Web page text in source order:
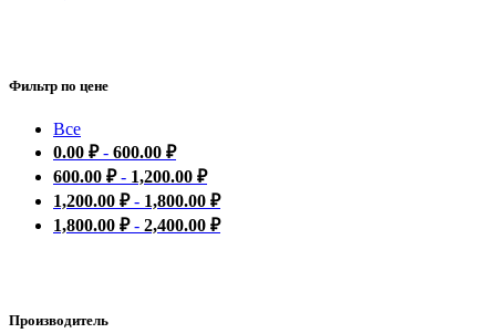
Фильтр по цене
Все
0.00 ₽- 600.00 ₽
600.00 ₽- 1,200.00 ₽
1,200.00 ₽- 1,800.00 ₽
1,800.00 ₽- 2,400.00 ₽
Производитель